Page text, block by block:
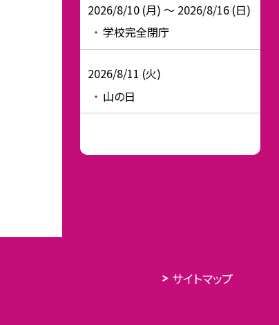
2026/8/10 (月) ～ 2026/8/16 (日)
学校完全閉庁
2026/8/11 (火)
山の日
サイトマップ